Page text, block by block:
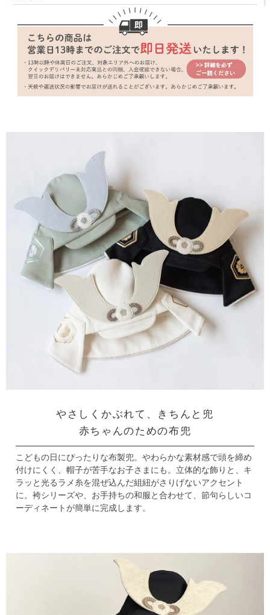
やさしくかぶれて、きちんと兜
赤ちゃんのための布兜
こどもの日にぴったりな布製兜。 やわらかな素材感で頭を締め
付けにくく、帽子が苦手なお子さまにも。 立体的な飾りと、キ
ラッと光るラメ糸を混ぜ込んだ組紐がさりげないアクセント
に。 袴シリーズや、お手持ちの和服と合わせて、節句らしいコ
ーディネートが簡単に完成します。